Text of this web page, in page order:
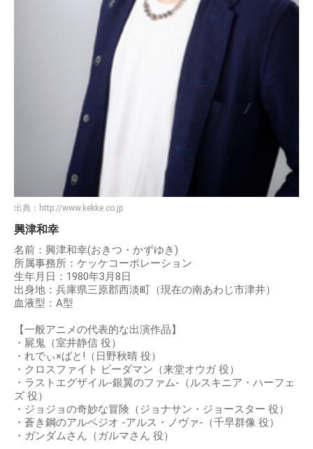
出典： http://www.kekke.co.jp
興津和幸
名前：興津和幸(おきつ・かずゆき)
所属事務所：ケッケコーポレーション
生年月日：1980年3月8日
出身地：兵庫県三原郡西淡町（現在の南あわじ市津井）
血液型：A型
【一般アニメの代表的な出演作品】
・屍鬼（室井静信 役）
・れでぃ×ばと!（日野秋晴 役）
・クロスファイト ビーダマン（来堂オウガ 役）
・ラストエグザイル-銀翼のファム-（ルスキニア・ハーフェ
ズ 役）
・ジョジョの奇妙な冒険（ジョナサン・ジョースター 役）
・蒼き鋼のアルペジオ -アルス・ノヴァ-（千早群像 役）
・ガンダムさん（ガルマさん 役）